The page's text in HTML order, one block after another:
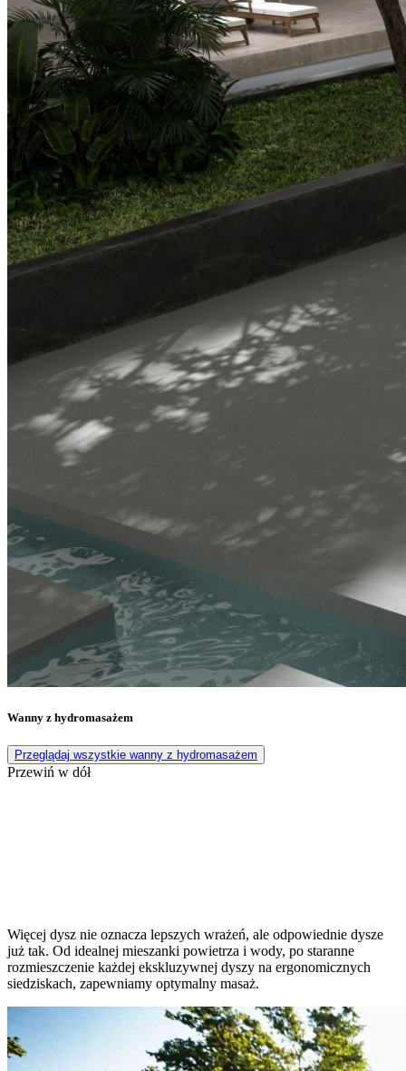
Wanny z hydromasażem
Przeglądaj wszystkie wanny z hydromasażem
Przewiń w dół
Więcej dysz nie oznacza lepszych wrażeń, ale odpowiednie dysze
już tak. Od idealnej mieszanki powietrza i wody, po staranne
rozmieszczenie każdej ekskluzywnej dyszy na ergonomicznych
siedziskach, zapewniamy optymalny masaż.